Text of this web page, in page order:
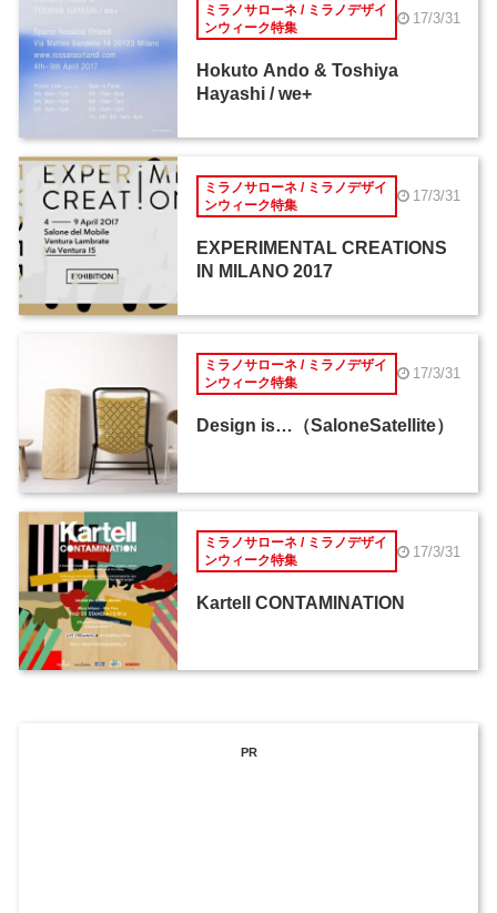
ミラノサローネ / ミラノデザイ
ンウィーク特集
17/3/31
Hokuto Ando & Toshiya
Hayashi / we+
ミラノサローネ / ミラノデザイ
ンウィーク特集
17/3/31
EXPERIMENTAL CREATIONS
IN MILANO 2017
ミラノサローネ / ミラノデザイ
ンウィーク特集
17/3/31
Design is…（SaloneSatellite）
ミラノサローネ / ミラノデザイ
ンウィーク特集
17/3/31
Kartell CONTAMINATION
PR